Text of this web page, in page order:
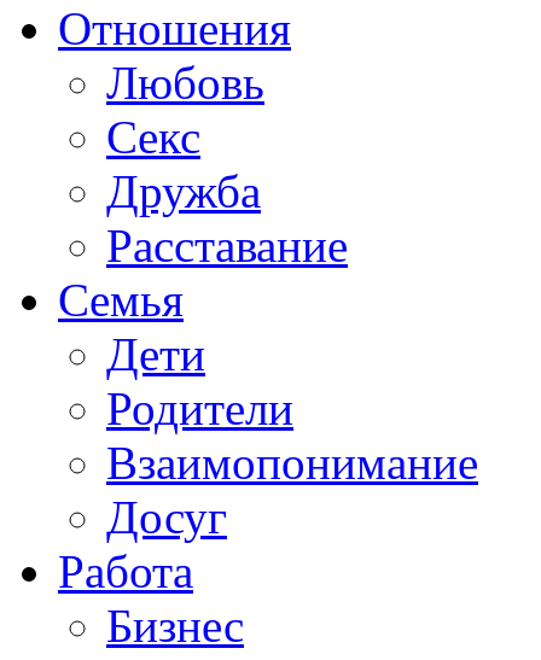
Отношения
Любовь
Секс
Дружба
Расставание
Семья
Дети
Родители
Взаимопонимание
Досуг
Работа
Бизнес